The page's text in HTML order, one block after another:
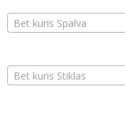
Bet kuris Spalva
Bet kuris Stiklas